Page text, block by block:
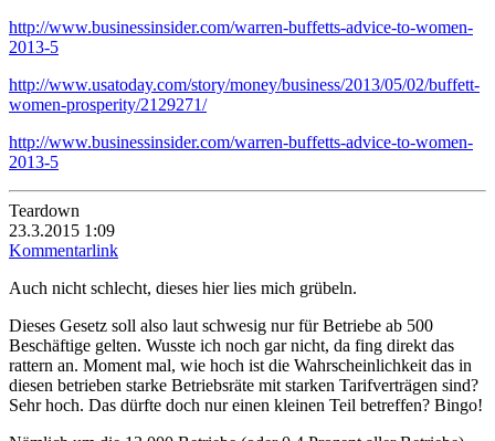
http://www.businessinsider.com/warren-buffetts-advice-to-women-
2013-5
http://www.usatoday.com/story/money/business/2013/05/02/buffett-
women-prosperity/2129271/
http://www.businessinsider.com/warren-buffetts-advice-to-women-
2013-5
Teardown
23.3.2015 1:09
Kommentarlink
Auch nicht schlecht, dieses hier lies mich grübeln.
Dieses Gesetz soll also laut schwesig nur für Betriebe ab 500
Beschäftige gelten. Wusste ich noch gar nicht, da fing direkt das
rattern an. Moment mal, wie hoch ist die Wahrscheinlichkeit das in
diesen betrieben starke Betriebsräte mit starken Tarifverträgen sind?
Sehr hoch. Das dürfte doch nur einen kleinen Teil betreffen? Bingo!